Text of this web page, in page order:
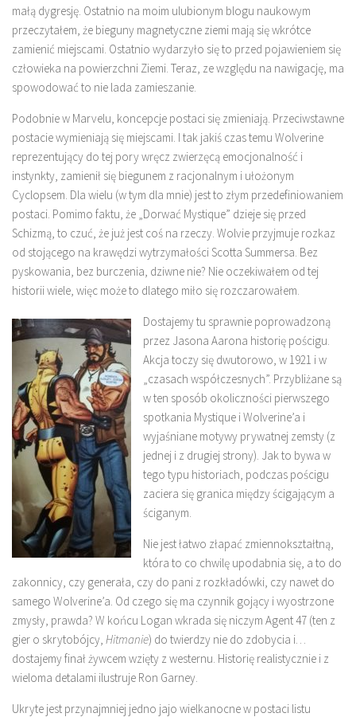
małą dygresję. Ostatnio na moim ulubionym blogu naukowym
przeczytałem, że bieguny magnetyczne ziemi mają się wkrótce
zamienić miejscami. Ostatnio wydarzyło się to przed pojawieniem się
człowieka na powierzchni Ziemi. Teraz, ze względu na nawigację, ma
spowodować to nie lada zamieszanie.
Podobnie w Marvelu, koncepcje postaci się zmieniają. Przeciwstawne
postacie wymieniają się miejscami. I tak jakiś czas temu Wolverine
reprezentujący do tej pory wręcz zwierzęcą emocjonalność i
instynkty, zamienił się biegunem z racjonalnym i ułożonym
Cyclopsem. Dla wielu (w tym dla mnie) jest to złym przedefiniowaniem
postaci. Pomimo faktu, że „Dorwać Mystique” dzieje się przed
Schizmą, to czuć, że już jest coś na rzeczy. Wolvie przyjmuje rozkaz
od stojącego na krawędzi wytrzymałości Scotta Summersa. Bez
pyskowania, bez burczenia, dziwne nie? Nie oczekiwałem od tej
historii wiele, więc może to dlatego miło się rozczarowałem.
Dostajemy tu sprawnie poprowadzoną
przez Jasona Aarona historię pościgu.
Akcja toczy się dwutorowo, w 1921 i w
„czasach współczesnych”. Przybliżane są
w ten sposób okoliczności pierwszego
spotkania Mystique i Wolverine’a i
wyjaśniane motywy prywatnej zemsty (z
jednej i z drugiej strony). Jak to bywa w
tego typu historiach, podczas pościgu
zaciera się granica między ścigającym a
ściganym.
Nie jest łatwo złapać zmiennokształtną,
która to co chwilę upodabnia się, a to do
zakonnicy, czy generała, czy do pani z rozkładówki, czy nawet do
samego Wolverine’a. Od czego się ma czynnik gojący i wyostrzone
zmysły, prawda? W końcu Logan wkrada się niczym Agent 47 (ten z
gier o skrytobójcy, Hitmanie) do twierdzy nie do zdobycia i…
dostajemy finał żywcem wzięty z westernu. Historię realistycznie i z
wieloma detalami ilustruje Ron Garney.
Ukryte jest przynajmniej jedno jajo wielkanocne w postaci listu